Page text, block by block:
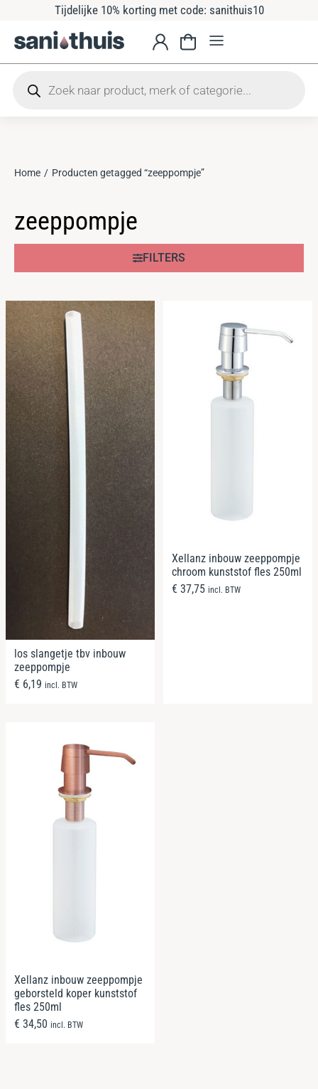
Tijdelijke 10% korting met code: sanithuis10
Je bent hier:
Home Producten getagged “zeeppompje”
zeeppompje
FILTERS
los slangetje tbv inbouw
zeeppompje
€ 6,19 incl. BTW
Xellanz inbouw zeeppompje
chroom kunststof fles 250ml
€ 37,75 incl. BTW
Xellanz inbouw zeeppompje
geborsteld koper kunststof
fles 250ml
€ 34,50 incl. BTW